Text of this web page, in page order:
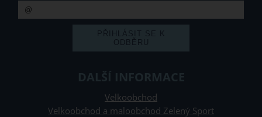
DALŠÍ INFORMACE
Velkoobchod
Velkoobchod a maloobchod Zelený Sport